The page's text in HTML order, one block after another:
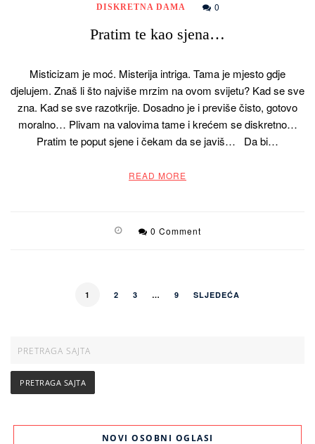
DISKRETNA DAMA 0
Pratim te kao sjena…
Misticizam je moć. Misterija intriga. Tama je mjesto gdje
djelujem. Znaš li što najviše mrzim na ovom svijetu? Kad se sve
zna. Kad se sve razotkrije. Dosadno je i previše čisto, gotovo
moralno… Plivam na valovima tame i krećem se diskretno…
Pratim te poput sjene i čekam da se javiš… Da bi…
READ MORE
0 Comment
1 2 3 … 9 SLJEDEĆA
NOVI OSOBNI OGLASI